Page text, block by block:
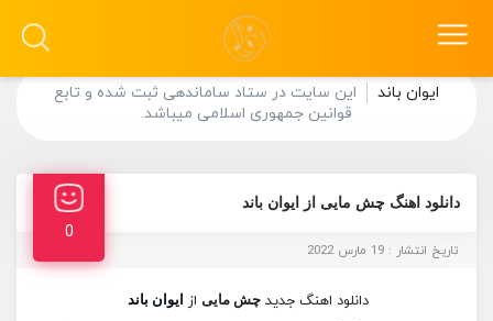
ایوان باند
این سایت در ستاد ساماندهی ثبت شده و تابع
قوانین جمهوری اسلامی میباشد.
دانلود اهنگ چش مایی از ایوان باند
0
تاریخ انتشار : 19 مارس 2022
دانلود اهنگ جدیدچش مایی از ایوان باند